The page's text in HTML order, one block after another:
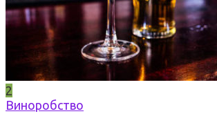
2
Виноробство